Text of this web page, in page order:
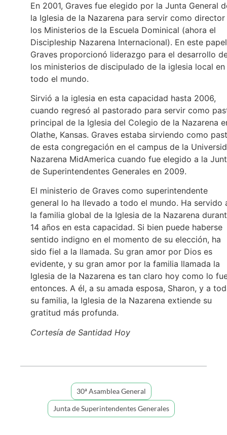
En 2001, Graves fue elegido por la Junta General
la Iglesia de la Nazarena para servir como director
los Ministerios de la Escuela Dominical (ahora el
Discipleship Nazarena Internacional). En este
Graves proporcionó liderazgo para el desarrollo
los ministerios de discipulado de la iglesia local en
todo el mundo.
Sirvió a la iglesia en esta capacidad hasta 2006,
cuando regresó al pastorado para servir como
principal de la Iglesia del Colegio de la Nazarena
Olathe, Kansas. Graves estaba sirviendo como
de esta congregación en el campus de la
Nazarena MidAmerica cuando fue elegido a la
de Superintendentes Generales en 2009.
El ministerio de Graves como superintendente
general lo ha llevado a todo el mundo. Ha servido
la familia global de la Iglesia de la Nazarena
14 años en esta capacidad. Si bien puede haberse
sentido indigno en el momento de su elección, ha
sido fiel a la llamada. Su gran amor por Dios es
evidente, y su gran amor por la familia llamada la
Iglesia de la Nazarena es tan claro hoy como lo
entonces. A él, a su amada esposa, Sharon, y a
su familia, la Iglesia de la Nazarena extiende su
gratitud más profunda.
Cortesía de Santidad Hoy
30ª Asamblea General
Junta de Superintendentes Generales